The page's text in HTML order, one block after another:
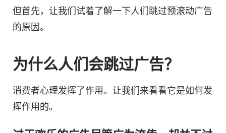
但首先，让我们试着了解一下人们跳过预滚动广告
的原因。
为什么人们会跳过广告？
消费者心理发挥了作用。让我们来看看它是如何发
挥作用的。